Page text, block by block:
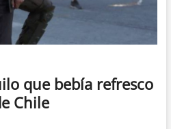
que bebía refresco
Chile